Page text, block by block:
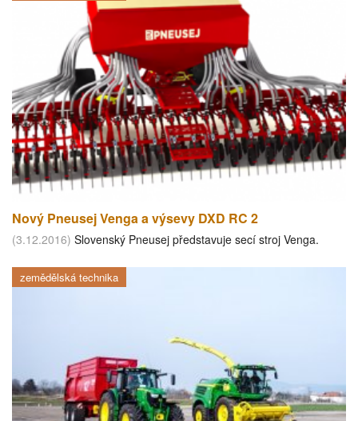
Nový Pneusej Venga a výsevy DXD RC 2
(3.12.2016) Slovenský Pneusej představuje secí stroj Venga.
zemědělská technika